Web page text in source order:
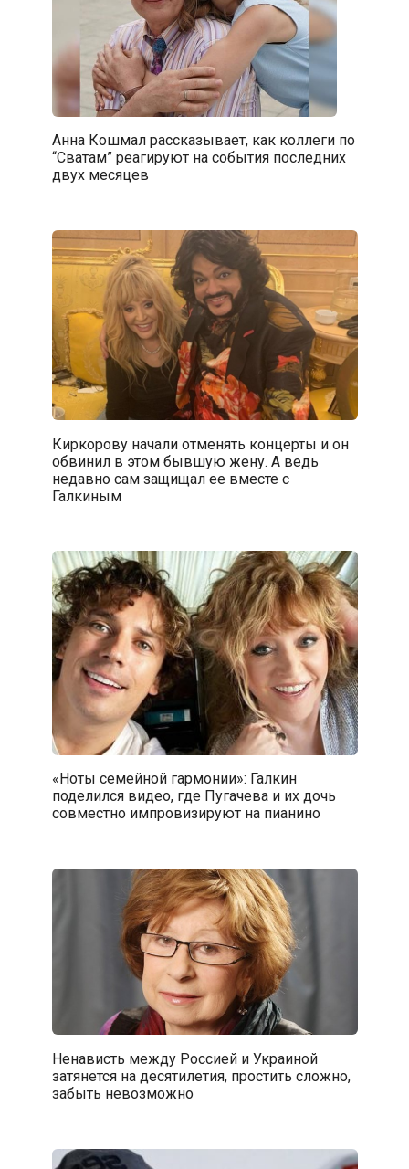
Анна Кошмал рассказывает, как коллеги по
“Сватам” реагируют на события последних
двух месяцев
Киркорову начали отменять концерты и он
обвинил в этом бывшую жену. А ведь
недавно сам защищал ее вместе с
Галкиным
«Ноты семейной гармонии»: Галкин
поделился видео, где Пугачева и их дочь
совместно импровизируют на пианино
Ненависть между Россией и Украиной
затянется на десятилетия, простить сложно,
забыть невозможно